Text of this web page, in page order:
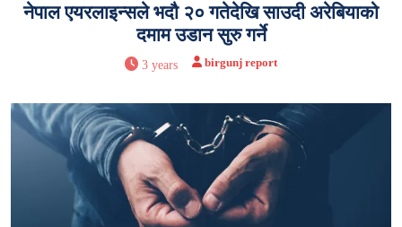
नेपाल एयरलाइन्सले भदौ २० गतेदेखि साउदी अरेबियाको
दमाम उडान सुरु गर्ने
3 years birgunj report